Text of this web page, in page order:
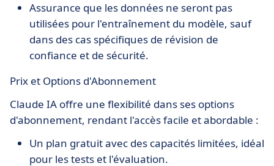
Assurance que les données ne seront pas
utilisées pour l'entraînement du modèle, sauf
dans des cas spécifiques de révision de
confiance et de sécurité.
Prix et Options d'Abonnement
Claude IA offre une flexibilité dans ses options
d'abonnement, rendant l'accès facile et abordable :
Un plan gratuit avec des capacités limitées, idéal
pour les tests et l'évaluation.